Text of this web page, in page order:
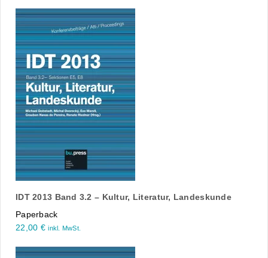
IDT 2013 Band 3.2 – Kultur, Literatur, Landeskunde
Paperback
22,00 € inkl. MwSt.